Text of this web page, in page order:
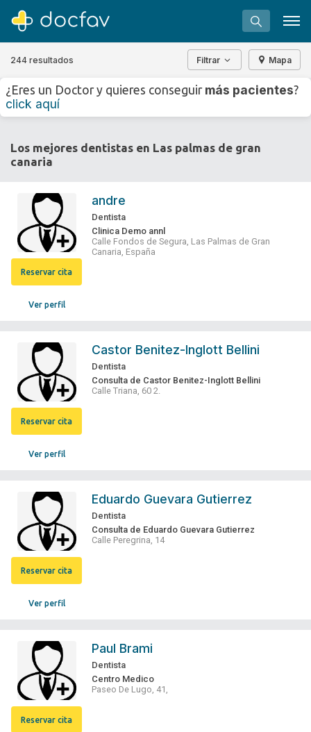
Software para clínicas
¿Eres un doctor?
244 resultados Filtrar Mapa
¿Eres un Doctor y quieres conseguir más pacientes?
click aquí
Los mejores dentistas en Las palmas de gran
canaria
Ver perfil
Reservar cita
andre
Dentista
Clinica Demo annl
Calle Fondos de Segura, Las Palmas de Gran
Canaria, España
Ver perfil
Reservar cita
Castor Benitez-Inglott Bellini
Dentista
Consulta de Castor Benitez-Inglott Bellini
Calle Triana, 60 2.
Ver perfil
Reservar cita
Eduardo Guevara Gutierrez
Dentista
Consulta de Eduardo Guevara Gutierrez
Calle Peregrina, 14
Reservar cita
Paul Brami
Dentista
Centro Medico
Paseo De Lugo, 41,
+ −
⇧
»
©OpenStreetMapcontributors.